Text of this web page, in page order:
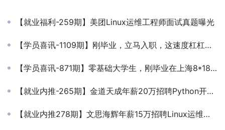
【就业福利-259期】美团Linux运维工程师面试真题曝光
【学员喜讯-1109期】刚毕业，立马入职，这速度杠杠的！ 本科自动化专业，学校教的不感兴趣，想干运维，就喜欢跟咱们的课学习。七月底刚毕业，刚好工作也有着落啦 马哥教育 马哥教育
【学员喜讯-871期】零基础大学生，刚毕业在上海8*18薪，继续努力~
【就业内推-265期】金道天成年薪20万招聘Python开发运维工程师
【就业内推278期】文思海辉年薪15万招聘Linux运维工程师